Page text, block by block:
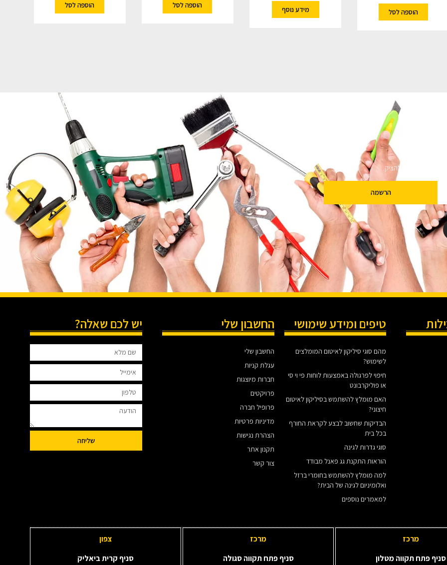
הוספה לסל מידע נוסף הוספה לסל הוספה לסל
מבטיחים לא להציק.
הרשמה
טיפים ומידע שימושי
מהם סוגי סיליקון לאיטום המומלצים
לשימוש?
חיפוי לפרגולה באמצעות לוחות פי וי סי
או פוליקרבונט
האם מומלץ להשתמש בסיליקון לאיטום
חיצוני?
הבדיקות שחשוב לבצע לקראת החורף
בכל בית
סוגי גדרות לגינה
הוראות התקנת גג פאנל מבודד
למה מומלץ להשתמש בחומרי ברזל
ואלומיניום לגינה של הבית?
למאמרים נוספים
החשבון שלי
החשבון שלי
עגלת קניות
חברות מיוצגות
פרויקטים
פרופיל חברה
מדיניות פרטיות
הצהרת נגישות
תקנון אתר
צור קשר
יש לכם שאלה?
שליחה
מרכז
סניף פתח תקווה מטלון
מרכז
סניף פתח תקווה סגולה
צפון
סניף קרית ביאליק